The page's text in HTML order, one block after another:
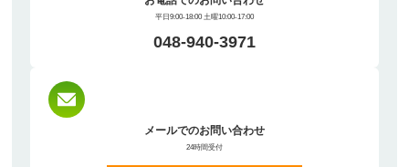
平日9:00-18:00 土曜10:00-17:00
048-940-3971
メールでのお問い合わせ
24時間受付